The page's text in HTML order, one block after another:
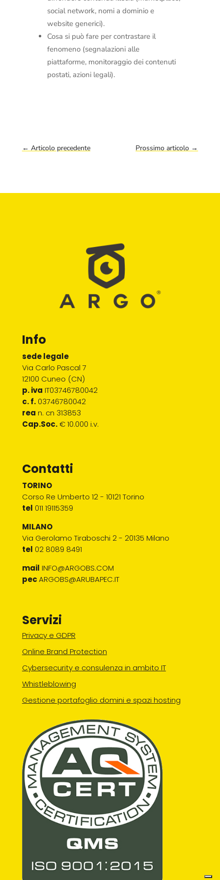
social network, nomi a dominio e
website generici).
Cosa si può fare per contrastare il
fenomeno (segnalazioni alle
piattaforme, monitoraggio dei contenuti
postati, azioni legali).
← Articolo precedente Prossimo articolo →
Info
sede legale
Via Carlo Pascal 7
12100 Cuneo (CN)
p. iva IT03746780042
c. f.03746780042
rea n. cn 313853
Cap.Soc.€ 10.000 i.v.
Contatti
TORINO
Corso Re Umberto 12 - 10121 Torino
tel 011 19115359
MILANO
Via Gerolamo Tiraboschi 2 - 20135 Milano
tel 02 8089 8491
mail INFO@ARGOBS.COM
pecARGOBS@ARUBAPEC.IT
Servizi
Privacy e GDPR
Online Brand Protection
Cybersecurity e consulenza in ambito IT
Whistleblowing
Gestione portafoglio domini e spazi hosting